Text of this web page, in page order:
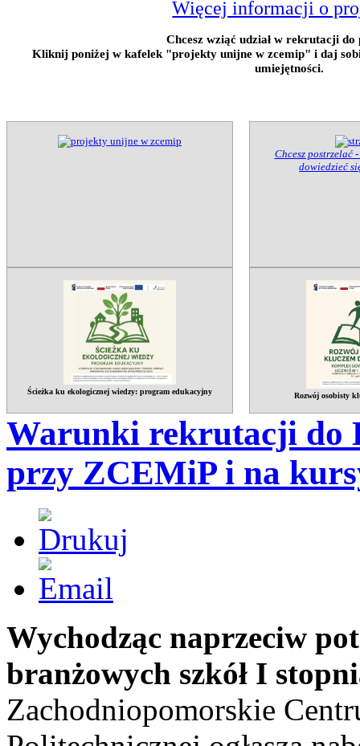
Więcej informacji o
Chcesz wziąć udział w rekrutacji
Kliknij poniżej w kafelek "projekty unijne w zcemip" i daj
umiejętności.
Chcesz postrzelać
dowiedzieć
Ścieżka ku ekologicznej wiedzy: program edukacyjny
Rozwój osobisty
Warunki rekrutacji do
przy ZCEMiP i na
Wychodząc naprzeciw
branżowych szkół I
Zachodniopomorskie